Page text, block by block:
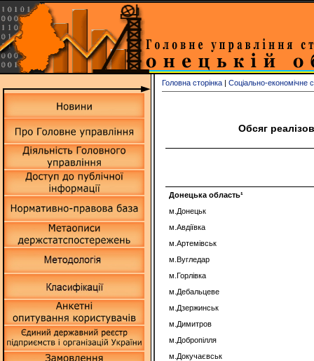
Головна сторінка | Соціально-економічне
Обсяг
Донецькаобласть¹
м.Донецьк
м.Авдіївка
м.Артемівськ
м.Вугледар
м.Горлівка
м.Дебальцеве
м.Дзержинськ
м.Димитров
м.Добропілля
м.Докучаєвськ